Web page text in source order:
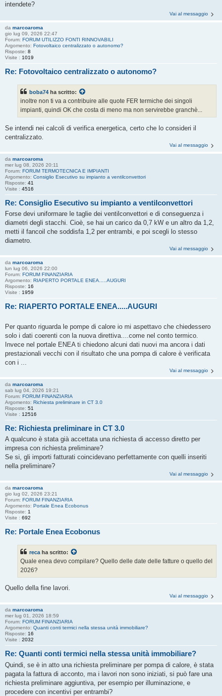
intendete?
Vai al messaggio
da marcoaroma
gio lug 09, 2026 22:47
Forum: FORUM UTILIZZO FONTI RINNOVABILI
Argomento: Fotovoltaico centralizzato o autonomo?
Risposte: 8
Visite : 1019
Re: Fotovoltaico centralizzato o autonomo?
boba74 ha scritto:
inoltre non ti va a contribuire alle quote FER termiche dei singoli
impianti, quindi OK che costa di meno ma non servirebbe granchè...
Se intendi nei calcoli di verifica energetica, certo che lo consideri il
centralizzato.
Vai al messaggio
da marcoaroma
mer lug 08, 2026 20:11
Forum: FORUM TERMOTECNICA E IMPIANTI
Argomento: Consiglio Esecutivo su impianto a ventilconvettori
Risposte: 41
Visite : 4516
Re: Consiglio Esecutivo su impianto a ventilconvettori
Forse devi uniformare le taglie dei ventilconvettori e di conseguenza i
diametri degli stacchi. Cioè, se hai un carico da 0,7 kW e un altro da 1,2,
metti il fancoil che soddisfa 1,2 per entrambi, e poi scegli lo stesso
diametro.
Vai al messaggio
da marcoaroma
lun lug 06, 2026 22:00
Forum: FORUM FINANZIARIA
Argomento: RIAPERTO PORTALE ENEA.....AUGURI
Risposte: 16
Visite : 1959
Re: RIAPERTO PORTALE ENEA.....AUGURI
Per quanto riguarda le pompe di calore io mi aspettavo che chiedessero
solo i dati coerenti con la nuova direttiva....come nel conto termico.
Invece nel portale ENEA ti chiedono alcuni dati nuovi ma ancora i dati
prestazionali vecchi con il risultato che una pompa di calore è verificata
con i ...
Vai al messaggio
da marcoaroma
sab lug 04, 2026 19:21
Forum: FORUM FINANZIARIA
Argomento: Richiesta preliminare in CT 3.0
Risposte: 51
Visite : 12516
Re: Richiesta preliminare in CT 3.0
A qualcuno è stata già accettata una richiesta di accesso diretto per
impresa con richiesta preliminare?
Se si, gli importi fatturati coincidevano perfettamente con quelli inseriti
nella preliminare?
Vai al messaggio
da marcoaroma
gio lug 02, 2026 23:21
Forum: FORUM FINANZIARIA
Argomento: Portale Enea Ecobonus
Risposte: 1
Visite : 692
Re: Portale Enea Ecobonus
reca ha scritto:
Quale enea devo compilare? Quello delle date delle fatture o quello del
2026?
Quello della fine lavori.
Vai al messaggio
da marcoaroma
mer lug 01, 2026 18:59
Forum: FORUM FINANZIARIA
Argomento: Quanti conti termici nella stessa unità immobiliare?
Risposte: 16
Visite : 2032
Re: Quanti conti termici nella stessa unità immobiliare?
Quindi, se è in atto una richiesta preliminare per pompa di calore, è stata
pagata la fattura di acconto, ma i lavori non sono iniziati, si può fare una
richiesta preliminare aggiuntiva, per esempio per illuminazione, e
procedere con incentivi per entrambi?